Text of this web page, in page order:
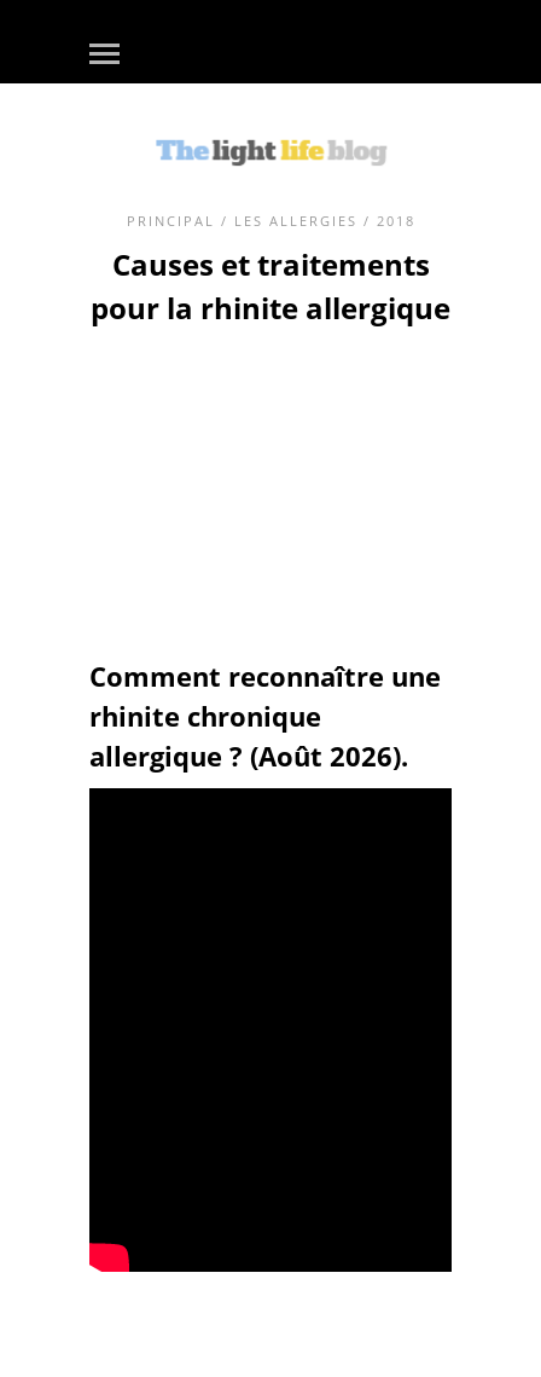
PRINCIPAL / LES ALLERGIES / 2018
Causes et traitements
pour la rhinite allergique
Comment reconnaître une
rhinite chronique
allergique ? (Août 2026).